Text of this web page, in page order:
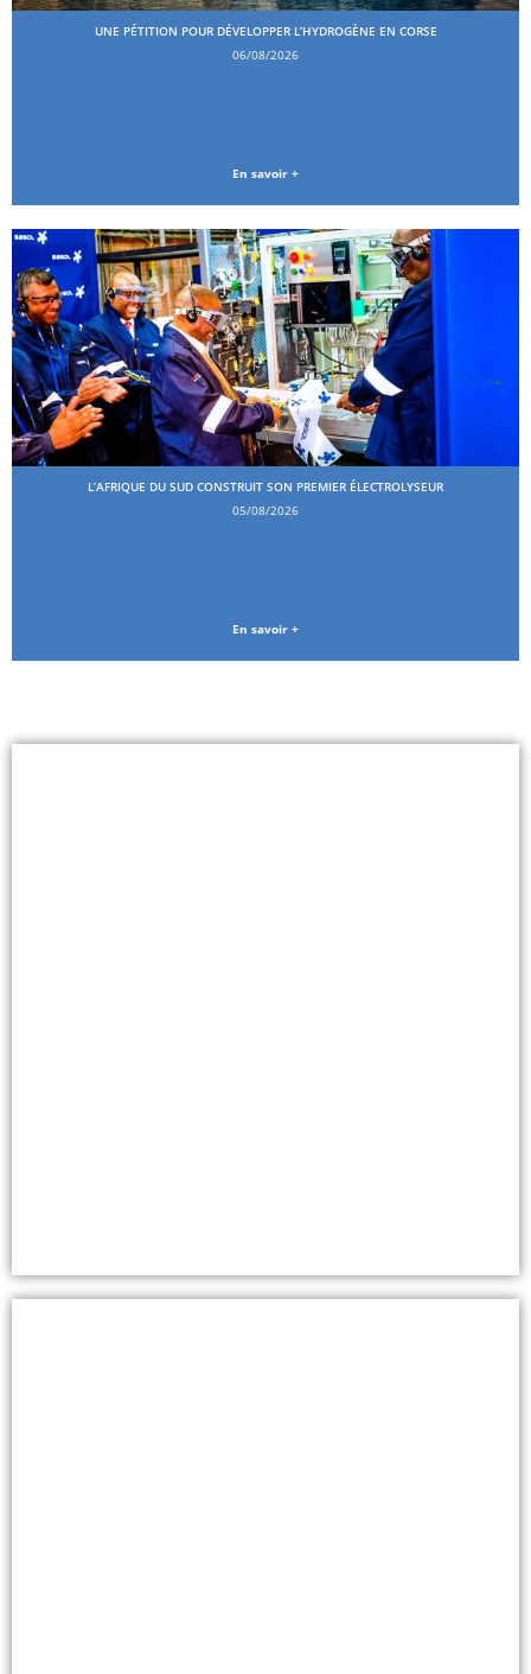
UNE PÉTITION POUR DÉVELOPPER L’HYDROGÈNE EN CORSE
06/08/2026
En savoir +
L’AFRIQUE DU SUD CONSTRUIT SON PREMIER ÉLECTROLYSEUR
05/08/2026
En savoir +